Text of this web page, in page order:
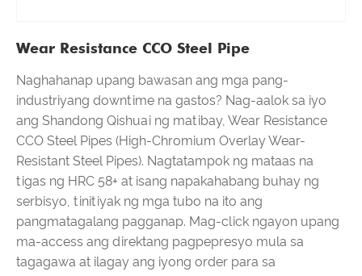
Wear Resistance CCO Steel Pipe
Naghahanap upang bawasan ang mga pang-
industriyang downtime na gastos? Nag-aalok sa iyo
ang Shandong Qishuai ng matibay, Wear Resistance
CCO Steel Pipes (High-Chromium Overlay Wear-
Resistant Steel Pipes). Nagtatampok ng mataas na
tigas ng HRC 58+ at isang napakahabang buhay ng
serbisyo, tinitiyak ng mga tubo na ito ang
pangmatagalang pagganap. Mag-click ngayon upang
ma-access ang direktang pagpepresyo mula sa
tagagawa at ilagay ang iyong order para sa